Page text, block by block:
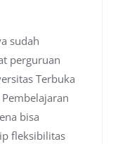
sudah
perguruan
Terbuka
bisa
fleksibilitas